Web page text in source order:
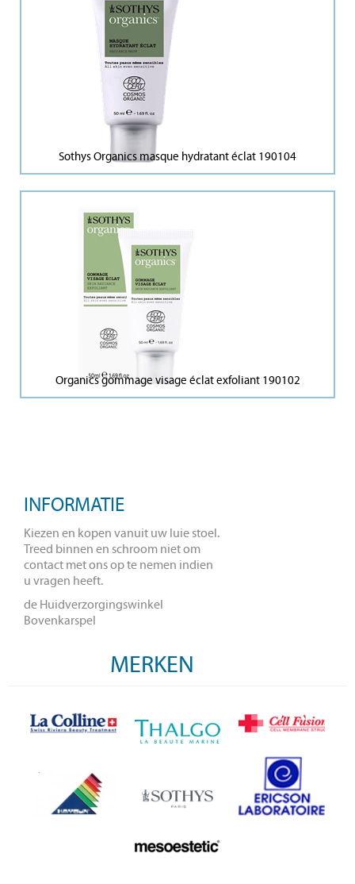
Sothys Organics masque hydratant éclat 190104
Organics gommage visage éclat exfoliant 190102
INFORMATIE
Kiezen en kopen vanuit uw luie stoel.
Treed binnen en schroom niet om
contact met ons op te nemen indien
u vragen heeft.
de Huidverzorgingswinkel
Bovenkarspel
MERKEN